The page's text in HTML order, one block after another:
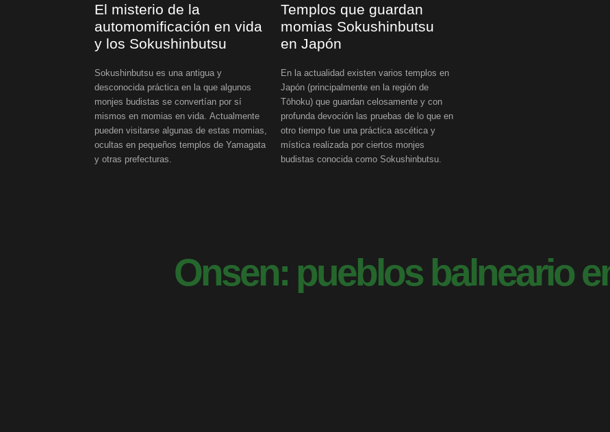
El misterio de la
automomificación en vida
y los Sokushinbutsu
Sokushinbutsu es una antigua y
desconocida práctica en la que algunos
monjes budistas se convertían por sí
mismos en momias en vida. Actualmente
pueden visitarse algunas de estas momias,
ocultas en pequeños templos de Yamagata
y otras prefecturas.
Templos que guardan
momias Sokushinbutsu
en Japón
En la actualidad existen varios templos en
Japón (principalmente en la región de
Tōhoku) que guardan celosamente y con
profunda devoción las pruebas de lo que en
otro tiempo fue una práctica ascética y
mística realizada por ciertos monjes
budistas conocida como Sokushinbutsu.
Onsen: pueblos balneario